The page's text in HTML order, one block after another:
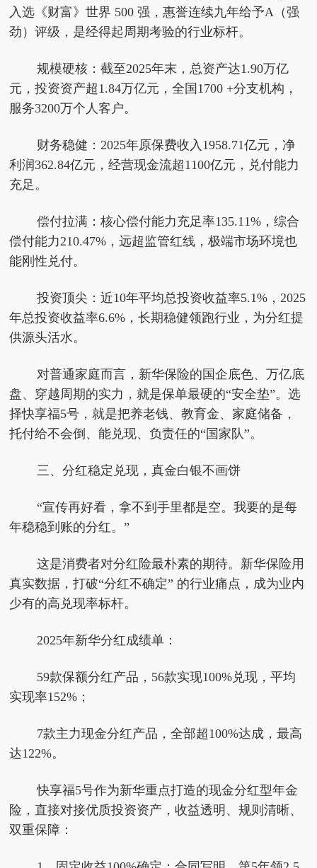
入选《财富》世界 500 强，惠誉连续九年给予A（强
劲）评级，是经得起周期考验的行业标杆。
规模硬核：截至2025年末，总资产达1.90万亿
元，投资资产超1.84万亿元，全国1700 +分支机构，
服务3200万个人客户。
财务稳健：2025年原保费收入1958.71亿元，净
利润362.84亿元，经营现金流超1100亿元，兑付能力
充足。
偿付拉满：核心偿付能力充足率135.11%，综合
偿付能力210.47%，远超监管红线，极端市场环境也
能刚性兑付。
投资顶尖：近10年平均总投资收益率5.1%，2025
年总投资收益率6.6%，长期稳健领跑行业，为分红提
供源头活水。
对普通家庭而言，新华保险的国企底色、万亿底
盘、穿越周期的实力，就是保单最硬的“安全垫”。选
择快享福5号，就是把养老钱、教育金、家庭储备，
托付给不会倒、能兑现、负责任的“国家队”。
三、分红稳定 兑现，真金白银不画饼
“宣传再好看，拿不到手里都是空。我要的是每
年稳稳到账的分红。”
这是消费者对分红险最朴素的期待。新华保险用
真实数据，打破“分红不确定” 的行业痛点，成为业内
少有的高兑现率标杆。
2025年新华分红成绩单：
59款保额分红产品，56款实现100%兑现，平均
实现率152%；
7款主力现金分红产品，全部超100%达成，最高
达122%。
快享福5号作为新华重点打造的现金分红型年金
险，直接对接优质投资资产，收益透明、规则清晰、
双重保障：